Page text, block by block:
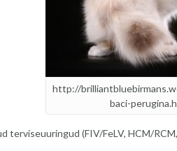
http://
baci-
terviseuuringud (FIV/FeLV, HCM/